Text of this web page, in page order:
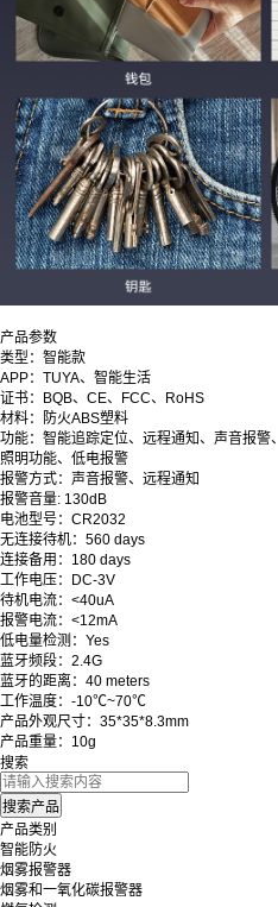
产品参数
类型：智能款
APP：TUYA、智能生活
证书：BQB、CE、FCC、RoHS
材料：防火ABS塑料
功能：智能追踪定位、远程通知、声音报警、
照明功能、低电报警
报警方式：声音报警、远程通知
报警音量: 130dB
电池型号：CR2032
无连接待机：560 days
连接备用：180 days
工作电压：DC-3V
待机电流：<40uA
报警电流：<12mA
低电量检测：Yes
蓝牙频段：2.4G
蓝牙的距离：40 meters
工作温度：-10℃~70℃
产品外观尺寸：35*35*8.3mm
产品重量：10g
搜索
产品类别
智能防火
烟雾报警器
烟雾和一氧化碳报警器